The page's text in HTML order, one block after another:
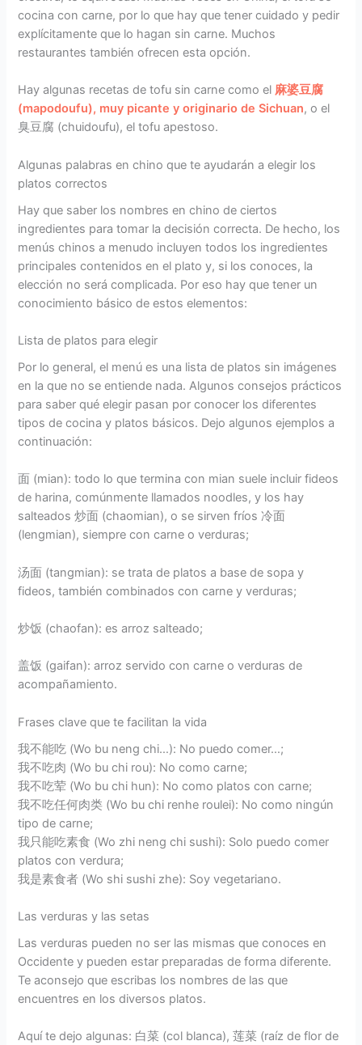
cocina con carne, por lo que hay que tener cuidado y pedir
explícitamente que lo hagan sin carne. Muchos
restaurantes también ofrecen esta opción.
Hay algunas recetas de tofu sin carne como el 麻婆豆腐
(mapodoufu), muy picante y originario de Sichuan, o el
臭豆腐 (chuidoufu), el tofu apestoso.
Algunas palabras en chino que te ayudarán a elegir los
platos correctos
Hay que saber los nombres en chino de ciertos
ingredientes para tomar la decisión correcta. De hecho, los
menús chinos a menudo incluyen todos los ingredientes
principales contenidos en el plato y, si los conoces, la
elección no será complicada. Por eso hay que tener un
conocimiento básico de estos elementos:
Lista de platos para elegir
Por lo general, el menú es una lista de platos sin imágenes
en la que no se entiende nada. Algunos consejos prácticos
para saber qué elegir pasan por conocer los diferentes
tipos de cocina y platos básicos. Dejo algunos ejemplos a
continuación:
面 (mian): todo lo que termina con mian suele incluir fideos
de harina, comúnmente llamados noodles, y los hay
salteados 炒面 (chaomian), o se sirven fríos 冷面
(lengmian), siempre con carne o verduras;
汤面 (tangmian): se trata de platos a base de sopa y
fideos, también combinados con carne y verduras;
炒饭 (chaofan): es arroz salteado;
盖饭 (gaifan): arroz servido con carne o verduras de
acompañamiento.
Frases clave que te facilitan la vida
我不能吃 (Wo bu neng chi…): No puedo comer…;
我不吃肉 (Wo bu chi rou): No como carne;
我不吃荤 (Wo bu chi hun): No como platos con carne;
我不吃任何肉类 (Wo bu chi renhe roulei): No como ningún
tipo de carne;
我只能吃素食 (Wo zhi neng chi sushi): Solo puedo comer
platos con verdura;
我是素食者 (Wo shi sushi zhe): Soy vegetariano.
Las verduras y las setas
Las verduras pueden no ser las mismas que conoces en
Occidente y pueden estar preparadas de forma diferente.
Te aconsejo que escribas los nombres de las que
encuentres en los diversos platos.
Aquí te dejo algunas: 白菜 (col blanca), 莲菜 (raíz de flor de